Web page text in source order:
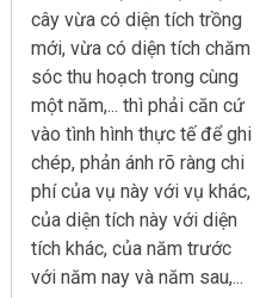
cây vừa có diện tích trồng
mới, vừa có diện tích chăm
sóc thu hoạch trong cùng
một năm,... thì phải căn cứ
vào tình hình thực tế để ghi
chép, phản ánh rõ ràng chi
phí của vụ này với vụ khác,
của diện tích này với diện
tích khác, của năm trước
với năm nay và năm sau,...